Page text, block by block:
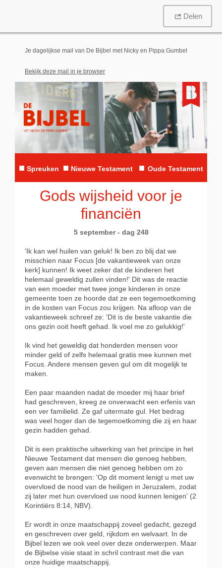
Delen
Je dagelijkse mail van De Bijbel met Nicky en Pippa Gumbel
Bekijk deze mail in je browser
■ Spreuken ■ Nieuwe Testament ■ Oude Testament
Gods wijsheid voor je
financiën
5 september - dag 248
'Ik kan wel huilen van geluk! Ik ben zo blij dat we
misschien naar Focus [de vakantieweek van onze
kerk] kunnen! Ik weet zeker dat de kinderen het
helemaal geweldig zullen vinden!' Dit was de reactie
van een moeder met twee jonge kinderen in onze
gemeente toen ze hoorde dat ze een tegemoetkoming
in de kosten van Focus zou krijgen. Na afloop van de
vakantieweek schreef ze: 'Dit is de beste vakantie die
ons gezin ooit heeft gehad. Ik voel me zo gelukkig!'
Ik vind het geweldig dat honderden mensen voor
minder geld of zelfs helemaal gratis mee kunnen met
Focus. Andere mensen geven gul om dit mogelijk te
maken.
Een paar maanden nadat de moeder mij haar brief
had geschreven, kreeg ze onverwacht een erfenis van
een ver familielid. Ze gaf uitermate gul. Het bedrag
was veel hoger dan de tegemoetkoming die zij en haar
gezin hadden gehad.
Dit is een praktische uitwerking van het principe in het
Nieuwe Testament dat mensen die genoeg hebben,
geven aan mensen die niet genoeg hebben om zo
evenwicht te brengen: 'Op dit moment lenigt u met uw
overvloed de nood van de heiligen in Jeruzalem, zodat
zij later met hun overvloed uw nood kunnen lenigen' (2
Korintiërs 8:14, NBV).
Er wordt in onze maatschappij zoveel gedacht, gezegd
en geschreven over geld, rijkdom en welvaart. In de
Bijbel lezen we ook veel over deze onderwerpen. Maar
de Bijbelse visie staat in schril contrast met die van
onze huidige maatschappij.